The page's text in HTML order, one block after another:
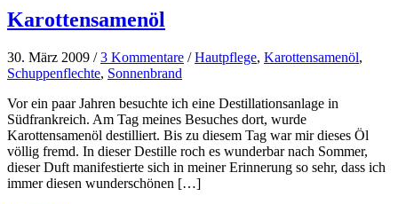
Karottensamenöl
30. März 2009 /3 Kommentare /Hautpflege, Karottensamenöl,
Schuppenflechte, Sonnenbrand
Vor ein paar Jahren besuchte ich eine Destillationsanlage in
Südfrankreich. Am Tag meines Besuches dort, wurde
Karottensamenöl destilliert. Bis zu diesem Tag war mir dieses Öl
völlig fremd. In dieser Destille roch es wunderbar nach Sommer,
dieser Duft manifestierte sich in meiner Erinnerung so sehr, dass ich
immer diesen wunderschönen […]